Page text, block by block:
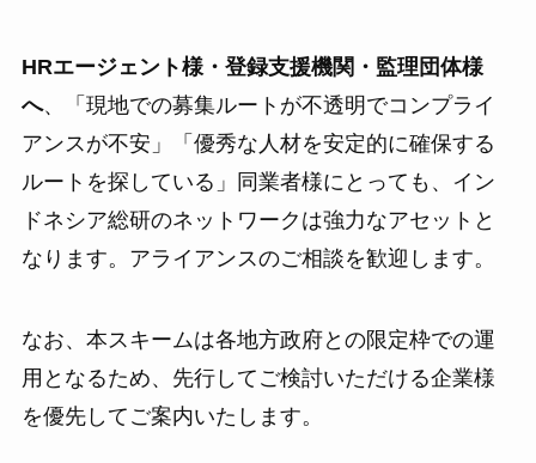
HRエージェント様・登録支援機関・監理団体様
へ、「現地での募集ルートが不透明でコンプライ
アンスが不安」「優秀な人材を安定的に確保する
ルートを探している」同業者様にとっても、イン
ドネシア総研のネットワークは強力なアセットと
なります。アライアンスのご相談を歓迎します。
なお、本スキームは各地方政府との限定枠での運
用となるため、先行してご検討いただける企業様
を優先してご案内いたします。